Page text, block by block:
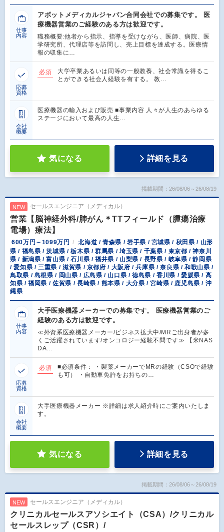
仕事
内容
アボットメディカルジャパン合同会社での募集です。 医
療機器営業のご経験のある方は歓迎です。
職務概要:他者から指示、指導を受けながら、医師、病院、医
学研究所、代理店等を訪問し、売上目標を達成する。医療情
報の収集に…
応募
資格
必須
大学卒業あるいは同等の一般教養、社会常識を得るこ
とができる社会人経験を有する。 教…
会社
概要
医療機器の輸入および販売 ■事業内容 人々が人生のあらゆる
ステージにおいて最高の人生…
気になる 詳細を見る
掲載期間：26/08/06～26/08/19
NEW セールスエンジニア（メディカル）
営業【脳神経外科/肺がん＊TTフィールド（腫瘍治療
電場）療法】
600万円～1099万円
北海道 / 青森県 / 岩手県 / 宮城県 / 秋田県 / 山形
県 / 福島県 / 茨城県 / 栃木県 / 群馬県 / 埼玉県 / 千葉県 / 東京都 / 神奈川
県 / 新潟県 / 富山県 / 石川県 / 福井県 / 山梨県 / 長野県 / 岐阜県 / 静岡県
/ 愛知県 / 三重県 / 滋賀県 / 京都府 / 大阪府 / 兵庫県 / 奈良県 / 和歌山県 /
鳥取県 / 島根県 / 岡山県 / 広島県 / 山口県 / 徳島県 / 香川県 / 愛媛県 / 高
知県 / 福岡県 / 佐賀県 / 長崎県 / 熊本県 / 大分県 / 宮崎県 / 鹿児島県 / 沖
縄県
仕事
内容
大手医療機器メーカーでの募集です。 医療機器営業のご
経験のある方は歓迎です。
≪外資系医療機器メーカー/ビジネス拡大中/MRご出身者が多
くご活躍されています/オンコロジー経験不問です≫ 【米NAS
DA…
応募
資格
必須
■必須条件： ・製薬メーカーでMRの経験（CSOで経験
も可） ・自動車免許をお持ちの…
会社
概要
大手医療機器メーカー ※詳細は求人紹介時にご案内いたしま
す。
気になる 詳細を見る
掲載期間：26/08/06～26/08/19
NEW セールスエンジニア（メディカル）
クリニカルセールスアソシエイト（CSA）/クリニカル
セールスレップ（CSR）/